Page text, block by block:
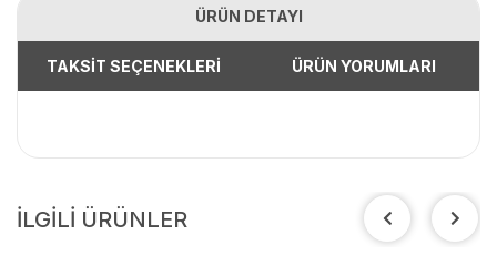
ÜRÜN DETAYI
TAKSİT SEÇENEKLERİ ÜRÜN YORUMLARI
İLGİLİ ÜRÜNLER